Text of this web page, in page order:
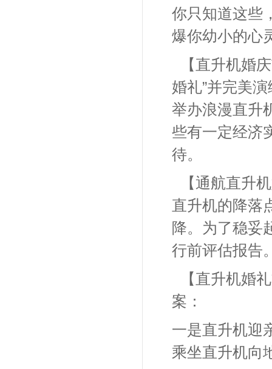
你只知道这些
爆你幼小的心
【直升机婚
婚礼”并完美
举办浪漫直升
些有一定经济
待。
【通航直升
直升机的降落
降。为了稳妥
行前评估报告
【直升机婚
案：
一是直升机迎
乘坐直升机向